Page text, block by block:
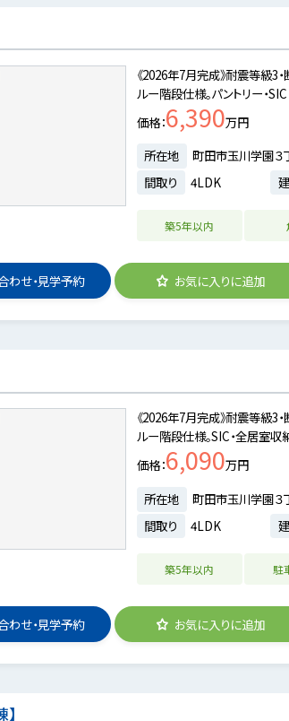
《2026年7月完成》耐震等級3
ルー階段仕様。パントリー・
価格 6,390万円
所在地
町田市玉川学園３
間取り
4LDK
築5年以内
わせ・見学予約 お気に入りに追加
《2026年7月完成》耐震等級3
ルー階段仕様。SIC・全居室収
価格 6,090万円
所在地
町田市玉川学園３
間取り
4LDK
築5年以内 駐
わせ・見学予約 お気に入りに追加